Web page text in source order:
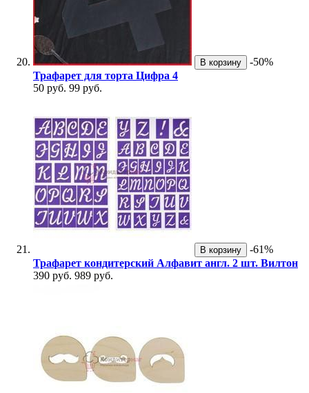
В корзину
-50%
Трафарет для торта Цифра 4
50 руб. 99 руб.
В корзину
-61%
Трафарет кондитерский Алфавит англ. 2 шт. Вилтон
390 руб. 989 руб.